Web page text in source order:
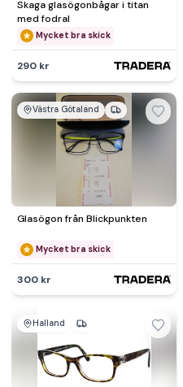
Skaga glasögonbågar i titan
med fodral
Mycket bra skick
290 kr
Västra Götaland
Glasögon från Blickpunkten
Mycket bra skick
300 kr
Halland